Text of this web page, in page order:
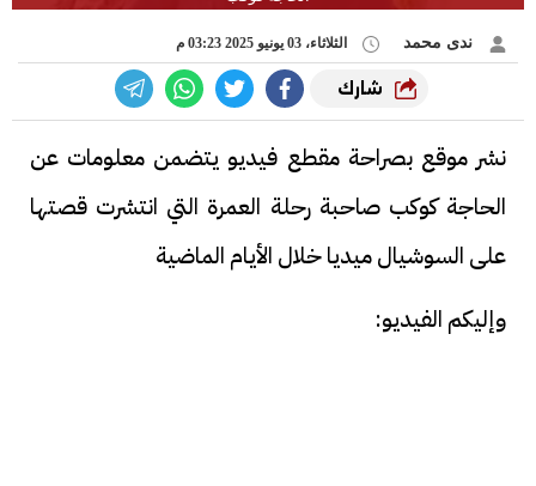
ندى محمد الثلاثاء، 03 يونيو 2025 03:23 م
شارك
نشر موقع بصراحة مقطع فيديو يتضمن معلومات عن
الحاجة كوكب صاحبة رحلة العمرة التي انتشرت قصتها
على السوشيال ميديا خلال الأيام الماضية
وإليكم الفيديو: